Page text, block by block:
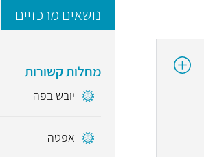
נושאים מרכזיים
מחלות קשורות
יובש בפה
אפטה